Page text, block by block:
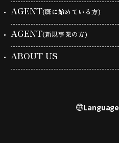
AGENT(既に始めている方)
AGENT(新規事業の方)
ABOUT US
Language